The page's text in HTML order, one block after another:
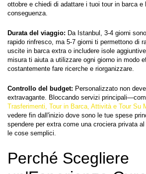
ottobre e chiedi di adattare i tuoi tour in barca e
conseguenza.
Durata del viaggio: Da Istanbul, 3-4 giorni
rapido rinfresco, ma 5-7 giorni ti permettono di
uscite in barca extra o includere isole
misura ti aiuta a utilizzare ogni giorno in modo
costantemente fare ricerche e riorganizzare.
Controllo del budget: Personalizzato non
extravagante. Bloccando servizi
Trasferimenti, Tour in Barca, Attività e Tour Su
vedere fin dall'inizio dove sono le tue spese
spendere per extra come una crociera privata
le cose semplici.
Perché Scegliere